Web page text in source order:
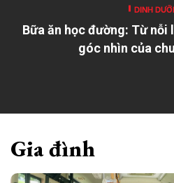
DINH
Bữa ăn học đường: Từ nỗi
góc nhìn của
Gia đình